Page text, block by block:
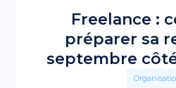
Freelance :
préparer sa
septembre